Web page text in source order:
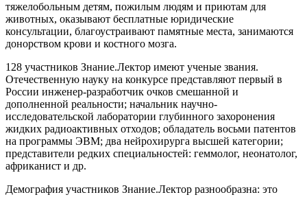
тяжелобольным детям, пожилым людям и приютам для
животных, оказывают бесплатные юридические
консультации, благоустраивают памятные места, занимаются
донорством крови и костного мозга.
128 участников Знание.Лектор имеют ученые звания.
Отечественную науку на конкурсе представляют первый в
России инженер-разработчик очков смешанной и
дополненной реальности; начальник научно-
исследовательской лаборатории глубинного захоронения
жидких радиоактивных отходов; обладатель восьми патентов
на программы ЭВМ; два нейрохирурга высшей категории;
представители редких специальностей: геммолог, неонатолог,
африканист и др.
Демография участников Знание.Лектор разнообразна: это